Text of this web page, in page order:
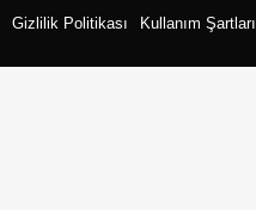
Gizlilik Politikası Kullanım Şartları